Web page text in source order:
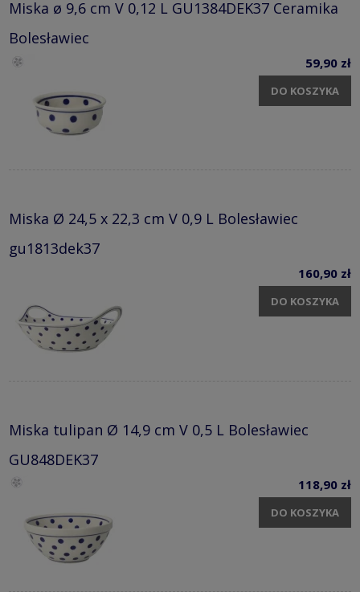
Miska ø 9,6 cm V 0,12 L GU1384DEK37 Ceramika
Bolesławiec
59,90 zł
DO KOSZYKA
Miska Ø 24,5 x 22,3 cm V 0,9 L Bolesławiec
gu1813dek37
160,90 zł
DO KOSZYKA
Miska tulipan Ø 14,9 cm V 0,5 L Bolesławiec
GU848DEK37
118,90 zł
DO KOSZYKA